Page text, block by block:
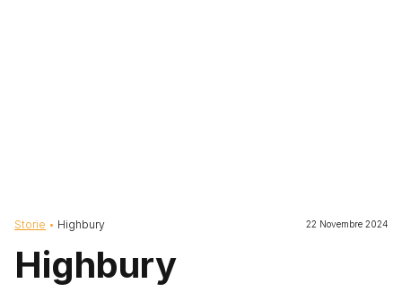
Briciole di pane
Storie Highbury 22 Novembre 2024
Highbury